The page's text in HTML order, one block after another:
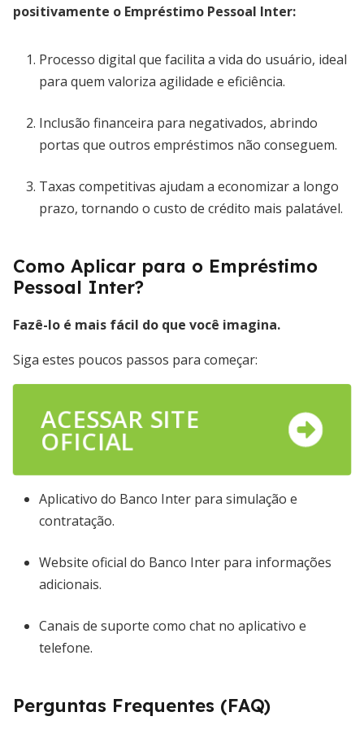
positivamente o Empréstimo Pessoal Inter:
Processo digital que facilita a vida do usuário, ideal
para quem valoriza agilidade e eficiência.
Inclusão financeira para negativados, abrindo
portas que outros empréstimos não conseguem.
Taxas competitivas ajudam a economizar a longo
prazo, tornando o custo de crédito mais palatável.
Como Aplicar para o Empréstimo
Pessoal Inter?
Fazê-lo é mais fácil do que você imagina.
Siga estes poucos passos para começar:
ACESSAR SITE
OFICIAL
Aplicativo do Banco Inter para simulação e
contratação.
Website oficial do Banco Inter para informações
adicionais.
Canais de suporte como chat no aplicativo e
telefone.
Perguntas Frequentes (FAQ)